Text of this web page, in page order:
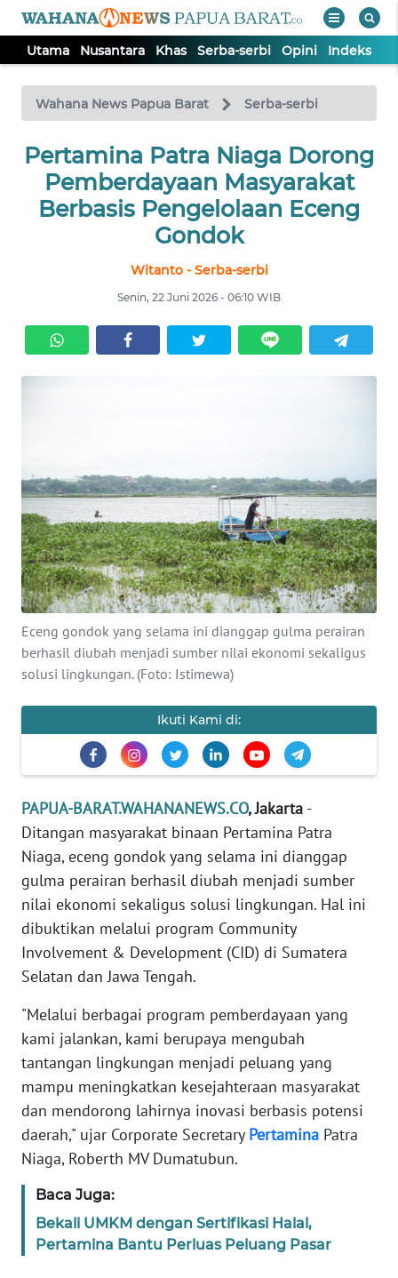
Utama Nusantara Khas Serba-serbi Opini Indeks
Wahana News Papua Barat Serba-serbi
Pertamina Patra Niaga Dorong
Pemberdayaan Masyarakat
Berbasis Pengelolaan Eceng
Gondok
Witanto - Serba-serbi
Senin, 22 Juni 2026 - 06:10 WIB
Eceng gondok yang selama ini dianggap gulma perairan
berhasil diubah menjadi sumber nilai ekonomi sekaligus
solusi lingkungan. (Foto: Istimewa)
Ikuti Kami di:
PAPUA-BARAT.WAHANANEWS.CO, Jakarta -
Ditangan masyarakat binaan Pertamina Patra
Niaga, eceng gondok yang selama ini dianggap
gulma perairan berhasil diubah menjadi sumber
nilai ekonomi sekaligus solusi lingkungan. Hal ini
dibuktikan melalui program Community
Involvement & Development (CID) di Sumatera
Selatan dan Jawa Tengah.
"Melalui berbagai program pemberdayaan yang
kami jalankan, kami berupaya mengubah
tantangan lingkungan menjadi peluang yang
mampu meningkatkan kesejahteraan masyarakat
dan mendorong lahirnya inovasi berbasis potensi
daerah," ujar Corporate Secretary Pertamina Patra
Niaga, Roberth MV Dumatubun.
Baca Juga:
Bekali UMKM dengan Sertifikasi Halal,
Pertamina Bantu Perluas Peluang Pasar
TV
Tutup
UTAMA
NUSANTARA
SERBI
OPINI
BERITA
KONTAK
KAMI
INFO
IKLAN
TENTANG
KAMI
MEDIA
REDAKSI
KARIR
DISCLAIMER
Wahana
News
Regional
WN
SUMUT
WN
JAKARTA
WN
WN
BANTEN